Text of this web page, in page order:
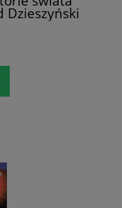
Dzieszyński